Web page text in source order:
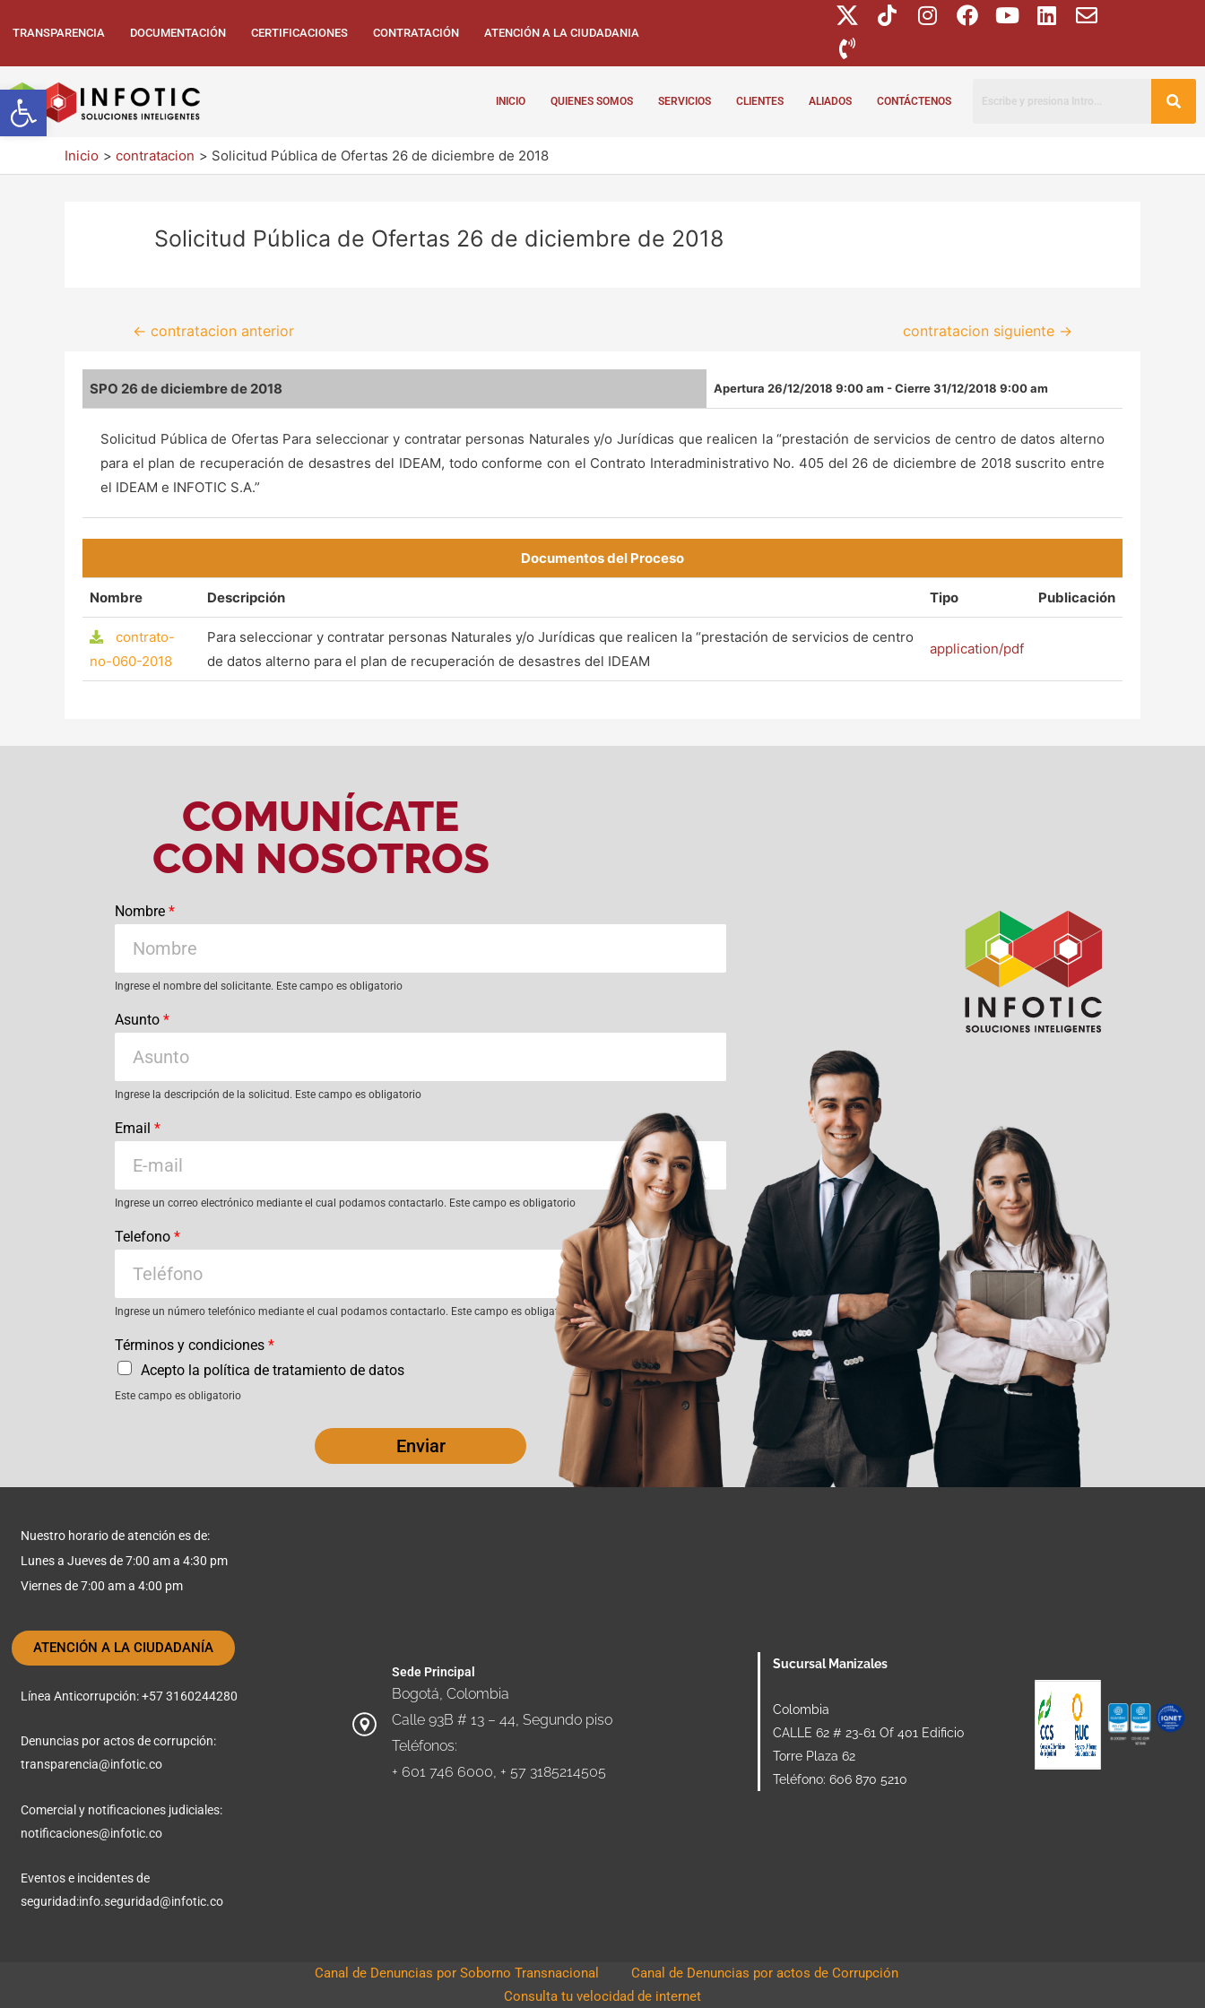
Abrir barra de herramientas
TRANSPARENCIA DOCUMENTACIÓN CERTIFICACIONES CONTRATACIÓN ATENCIÓN A LA CIUDADANIA
INICIO QUIENES SOMOS SERVICIOS CLIENTES ALIADOS CONTÁCTENOS
Inicio contratacion Solicitud Pública de Ofertas 26 de diciembre de 2018
Solicitud Pública de Ofertas 26 de diciembre de 2018
← contratacion anterior contratacion siguiente →
SPO 26 de diciembre de 2018 Apertura 26/12/2018 9:00 am - Cierre 31/12/2018 9:00 am
Solicitud Pública de Ofertas Para seleccionar y contratar personas Naturales y/o Jurídicas que realicen la “prestación de servicios de centro de datos alterno
para el plan de recuperación de desastres del IDEAM, todo conforme con el Contrato Interadministrativo No. 405 del 26 de diciembre de 2018 suscrito entre
el IDEAM e INFOTIC S.A.”
Documentos del Proceso
Nombre Descripción Tipo Publicación
contrato-
no-060-2018
Para seleccionar y contratar personas Naturales y/o Jurídicas que realicen la “prestación de servicios de centro
de datos alterno para el plan de recuperación de desastres del IDEAM
application/pdf
COMUNÍCATE
CON NOSOTROS
Nombre *
Ingrese el nombre del solicitante. Este campo es obligatorio
Asunto *
Ingrese la descripción de la solicitud. Este campo es obligatorio
Email *
Ingrese un correo electrónico mediante el cual podamos contactarlo. Este campo es obligatorio
Telefono *
Ingrese un número telefónico mediante el cual podamos contactarlo. Este campo es obligatorio
Términos y condiciones *
Acepto la política de tratamiento de datos
Este campo es obligatorio
Enviar
Nuestro horario de atención es de:
Lunes a Jueves de 7:00 am a 4:30 pm
Viernes de 7:00 am a 4:00 pm
ATENCIÓN A LA CIUDADANÍA
Línea Anticorrupción: +57 3160244280
Denuncias por actos de corrupción:
transparencia@infotic.co
Comercial y notificaciones judiciales:
notificaciones@infotic.co
Eventos e incidentes de
seguridad:info.seguridad@infotic.co
Sede Principal
Bogotá, Colombia
Calle 93B # 13 – 44, Segundo piso
Teléfonos:
+ 601 746 6000, + 57 3185214505
Sucursal Manizales
Colombia
CALLE 62 # 23-61 Of 401 Edificio
Torre Plaza 62
Teléfono: 606 870 5210
Canal de Denuncias por Soborno Transnacional
Canal de Denuncias por actos de Corrupción
Consulta tu velocidad de internet